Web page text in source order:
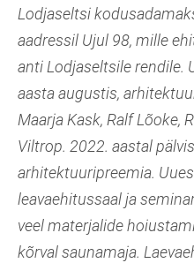
Lodjaseltsi
aadressil Ujul 98, mille
anti Lodjaseltsile rendile.
aasta augustis,
Maarja Kask, Ralf Lõoke,
Viltrop. 2022. aastal
arhitektuuripreemia.
leavaehitussaal ja
veel materjalide
kõrval saunamaja.